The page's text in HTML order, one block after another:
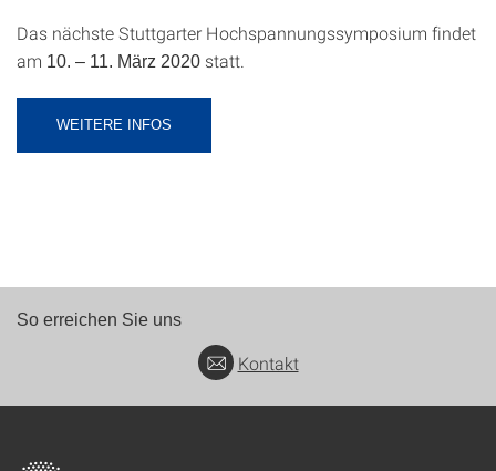
Das nächste Stuttgarter Hochspannungssymposium findet
am 10. – 11. März 2020 statt.
WEITERE INFOS
So erreichen Sie uns
Kontakt